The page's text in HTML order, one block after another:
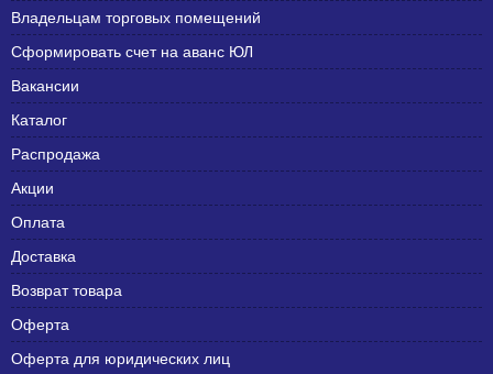
Владельцам торговых помещений
Сформировать счет на аванс ЮЛ
Вакансии
Каталог
Распродажа
Акции
Оплата
Доставка
Возврат товара
Оферта
Оферта для юридических лиц